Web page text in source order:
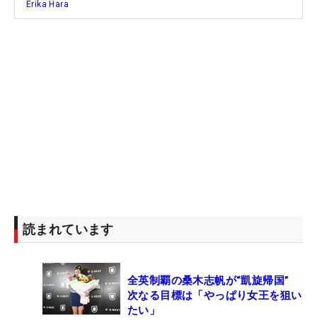
Erika Hara
読まれています
全英制覇の桑木志帆が“凱旋帰国”
次なる目標は「やっぱり女王を狙い
たい」